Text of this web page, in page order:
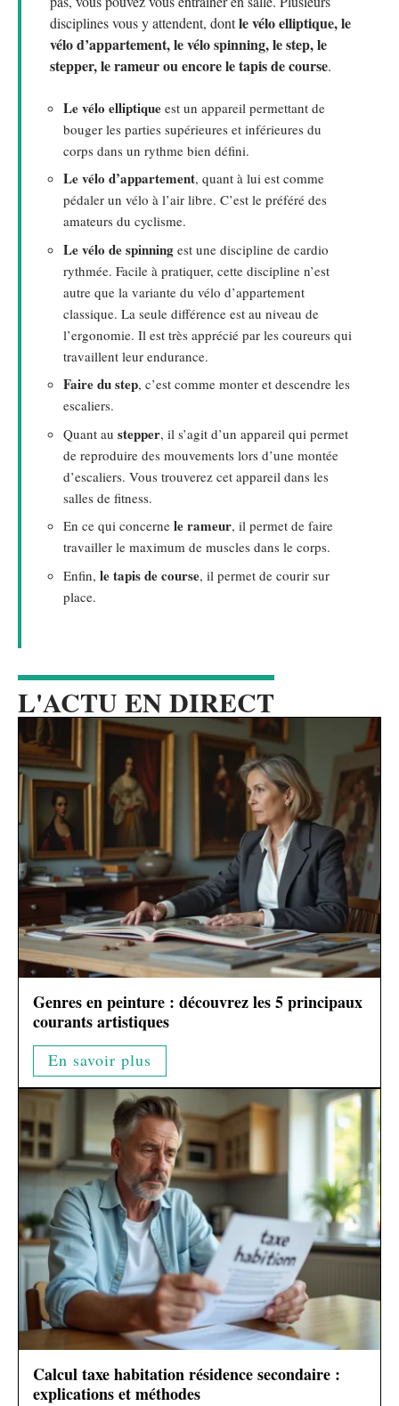
disciplines vous y attendent, dontle vélo elliptique, le
vélo d’appartement, le vélo spinning, le step, le
stepper, le rameur ou encore le tapis de course.
Le vélo elliptique est un appareil permettant de
bouger les parties supérieures et inférieures du
corps dans un rythme bien défini.
Le vélo d’appartement, quant à lui est comme
pédaler un vélo à l’air libre. C’est le préféré des
amateurs du cyclisme.
Le vélo de spinning est une discipline de cardio
rythmée. Facile à pratiquer, cette discipline n’est
autre que la variante du vélo d’appartement
classique. La seule différence est au niveau de
l’ergonomie. Il est très apprécié par les coureurs qui
travaillent leur endurance.
Faire du step, c’est comme monter et descendre les
escaliers.
Quant au stepper, il s’agit d’un appareil qui permet
de reproduire des mouvements lors d’une montée
d’escaliers. Vous trouverez cet appareil dans les
salles de fitness.
En ce qui concerne le rameur, il permet de faire
travailler le maximum de muscles dans le corps.
Enfin, le tapis de course, il permet de courir sur
place.
L'ACTU EN DIRECT
Genres en peinture : découvrez les 5 principaux
courants artistiques
En savoir plus
Calcul taxe habitation résidence secondaire :
explications et méthodes